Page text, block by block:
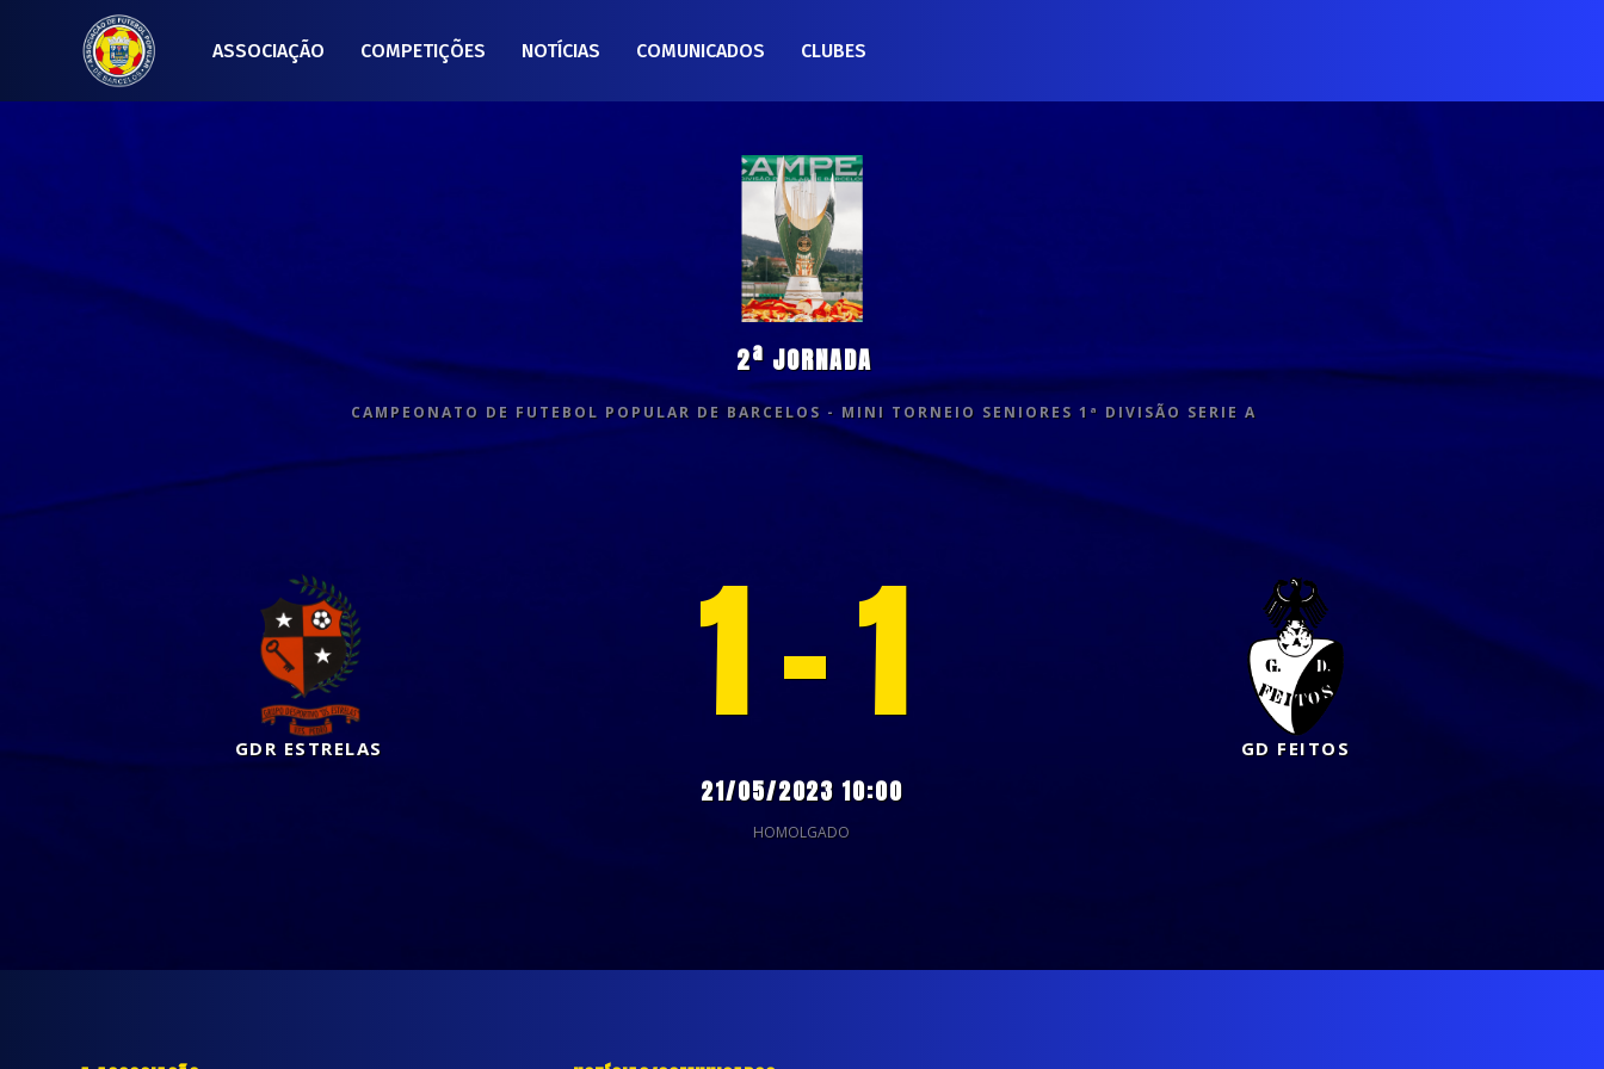
ASSOCIAÇÃO COMPETIÇÕES NOTÍCIAS COMUNICADOS CLUBES
2ª JORNADA
CAMPEONATO DE FUTEBOL POPULAR DE BARCELOS - MINI TORNEIO SENIORES 1ª DIVISÃO SERIE A
GDR ESTRELAS 1 - 1
21/05/2023 10:00
HOMOLGADO
GD FEITOS